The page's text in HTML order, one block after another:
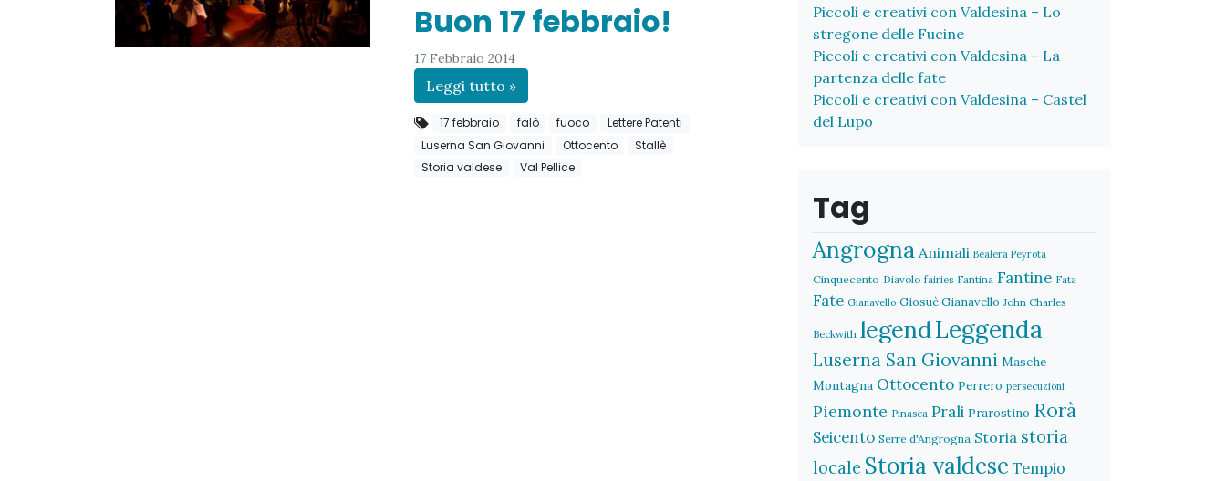
Buon 17 febbraio!
17 Febbraio 2014
Leggi tutto »
17 febbraio falò fuoco
Lettere Patenti
Luserna San Giovanni
Ottocento
Stallè
Storia valdese
Val Pellice
Piccoli e creativi con Valdesina – Lo
stregone delle Fucine
Piccoli e creativi con Valdesina – La
partenza delle fate
Piccoli e creativi con Valdesina – Castel
del Lupo
Tag
Angrogna Animali Bealera Peyrota
Cinquecento Diavolo fairies Fantina Fantine Fata
Fate Gianavello Giosuè Gianavello John Charles
Beckwith legendLeggenda
Luserna San Giovanni Masche
Montagna Ottocento Perrero persecuzioni
Piemonte Pinasca Prali Prarostino Rorà
Seicento Serre d'Angrogna Storia storia
locale Storia valdese Tempio